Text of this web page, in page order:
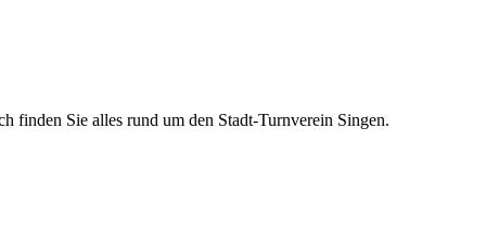
finden Sie alles rund um den Stadt-Turnverein Singen.